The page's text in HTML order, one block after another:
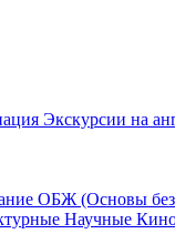
Экскурсии на
ОБЖ (Основы
Научные